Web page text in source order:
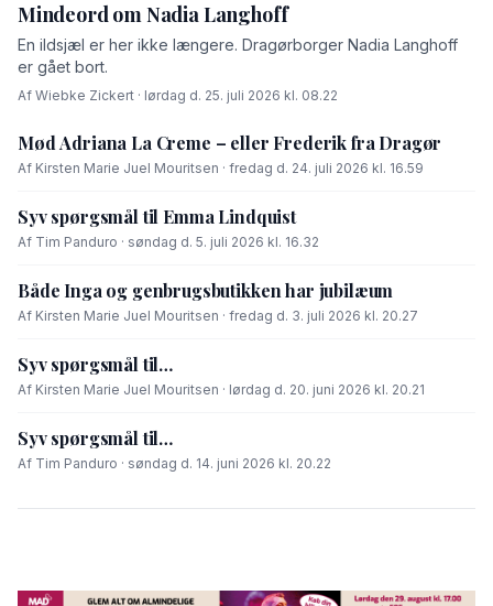
Mindeord om Nadia Langhoff
En ildsjæl er her ikke længere. Dragørborger Nadia Langhoff
er gået bort.
Af Wiebke Zickert · lørdag d. 25. juli 2026 kl. 08.22
Mød Adriana La Creme – eller Frederik fra Dragør
Af Kirsten Marie Juel Mouritsen · fredag d. 24. juli 2026 kl. 16.59
Syv spørgsmål til Emma Lindquist
Af Tim Panduro · søndag d. 5. juli 2026 kl. 16.32
Både Inga og genbrugsbutikken har jubilæum
Af Kirsten Marie Juel Mouritsen · fredag d. 3. juli 2026 kl. 20.27
Syv spørgsmål til…
Af Kirsten Marie Juel Mouritsen · lørdag d. 20. juni 2026 kl. 20.21
Syv spørgsmål til…
Af Tim Panduro · søndag d. 14. juni 2026 kl. 20.22